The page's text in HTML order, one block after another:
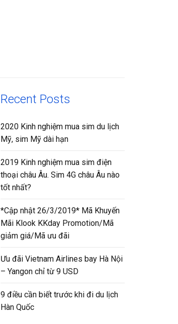
Recent Posts
2020 Kinh nghiệm mua sim du lịch
Mỹ, sim Mỹ dài hạn
2019 Kinh nghiệm mua sim điện
thoại châu Âu. Sim 4G châu Âu nào
tốt nhất?
*Cập nhật 26/3/2019* Mã Khuyến
Mãi Klook KKday Promotion/Mã
giảm giá/Mã ưu đãi
Ưu đãi Vietnam Airlines bay Hà Nội
– Yangon chỉ từ 9 USD
9 điều cần biết trước khi đi du lịch
Hàn Quốc